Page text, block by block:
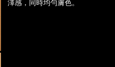
澤感， 同時均勻膚色。